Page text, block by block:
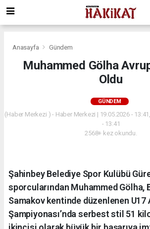
Anasayfa Gündem
Muhammed Gölha
Oldu
GÜNDEM
(Haber Merkezi ) - Haber Merkezi | 19.05.2026 -
- 13:41
2568+ kez okundu.
Şahinbey Belediye Spor Kulübü
sporcularından Muhammed Gölha,
Samakov kentinde düzenlenen U17
Şampiyonası’nda serbest stil 51